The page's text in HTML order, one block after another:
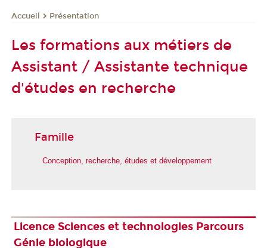
Accueil Présentation
Les formations aux métiers de
Assistant / Assistante technique
d'études en recherche
Famille
Conception, recherche, études et développement
Licence Sciences et technologies Parcours
Génie biologique